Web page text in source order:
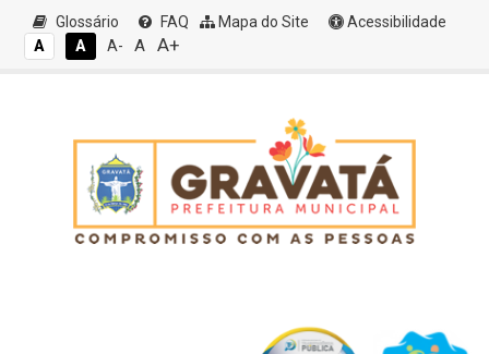
Glossário FAQ Mapa do Site
Acessibilidade
A
A A- A A+